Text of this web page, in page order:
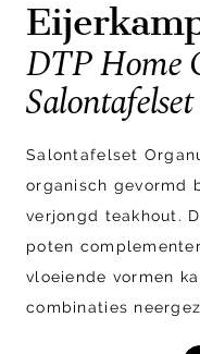
DTP Home
Salontafelset
Salontafelset
organisch gevormd
verjongd teakhout.
poten
vloeiende vormen
combinaties